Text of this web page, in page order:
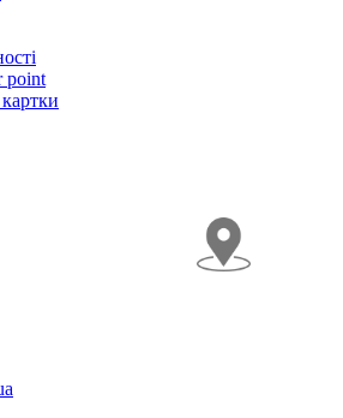
point
картки